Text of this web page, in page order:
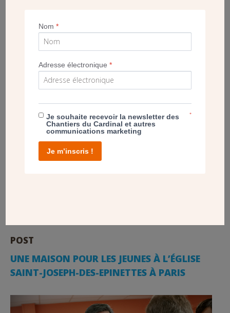
En plein cœur du centre-ville de Meaux, la
paroissiale Saint-Nicolasa reçu la bénédiction de l’évêque de
Mgr Jean-Yves Nahmias
POST
UNE MAISON POUR LES JEUNES À L’ÉGLISE
SAINT-JOSEPH-DES-EPINETTES À PARIS
Nom*
Adresse électronique*
Je souhaite recevoir la newsletter des
Chantiers du Cardinal et autres
communications marketing
*
Je m’inscris !